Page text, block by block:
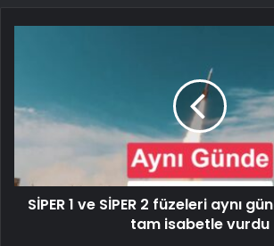
SİPER 1 ve SİPER 2 füzeleri aynı
tam isabetle vurdu